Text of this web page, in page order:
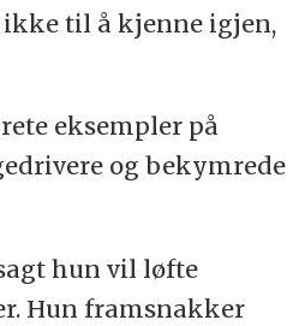
til å kjenne igjen,
eksempler på
og bekymrede
hun vil løfte
Hun framsnakker